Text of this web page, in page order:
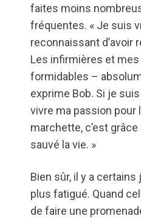
faites moins
fréquentes. « Je suis
reconnaissant d’avoir
Les infirmières et
formidables –
exprime Bob. Si je suis
vivre ma passion pour
marchette, c’est grâce
sauvé la vie. »
Bien sûr, il y a
plus fatigué. Quand
de faire une